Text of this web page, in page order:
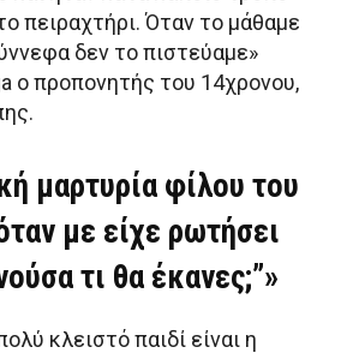
πειραχτήρι. Όταν το μάθαμε
δεν το πιστεύαμε»
ο προπονητής του 14χρονου,
μαρτυρία φίλου του
με είχε ρωτήσει
τι θα έκανες;”»
κλειστό παιδί είναι η